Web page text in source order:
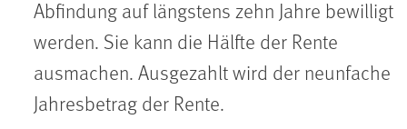
Abfindung auf längstens zehn Jahre bewilligt
werden. Sie kann die Hälfte der Rente
ausmachen. Ausgezahlt wird der neunfache
Jahresbetrag der Rente.